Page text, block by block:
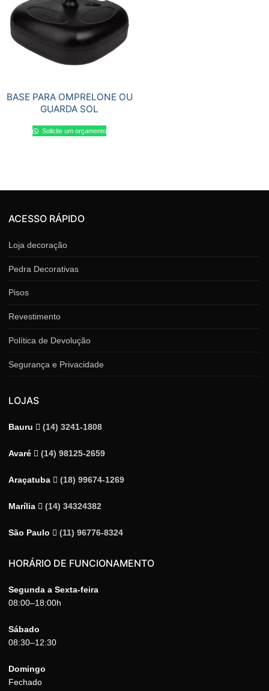
BASE PARA OMPRELONE OU
GUARDA SOL
Solicite um orçamento
ACESSO RÁPIDO
Loja decoração
Pedra Decorativas
Pisos
Revestimento
Política de Devolução
Segurança e Privacidade
LOJAS
Bauru (14) 3241-1808
Avaré (14) 98125-2659
Araçatuba (18) 99674-1269
Marília (14) 34324382
São Paulo (11) 96776-8324
HORÁRIO DE FUNCIONAMENTO
Segunda a Sexta-feira
08:00–18:00h
Sábado
08:30–12:30
Domingo
Fechado